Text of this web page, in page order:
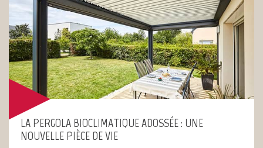
LA PERGOLA BIOCLIMATIQUE ADOSSÉE : UNE
NOUVELLE PIÈCE DE VIE